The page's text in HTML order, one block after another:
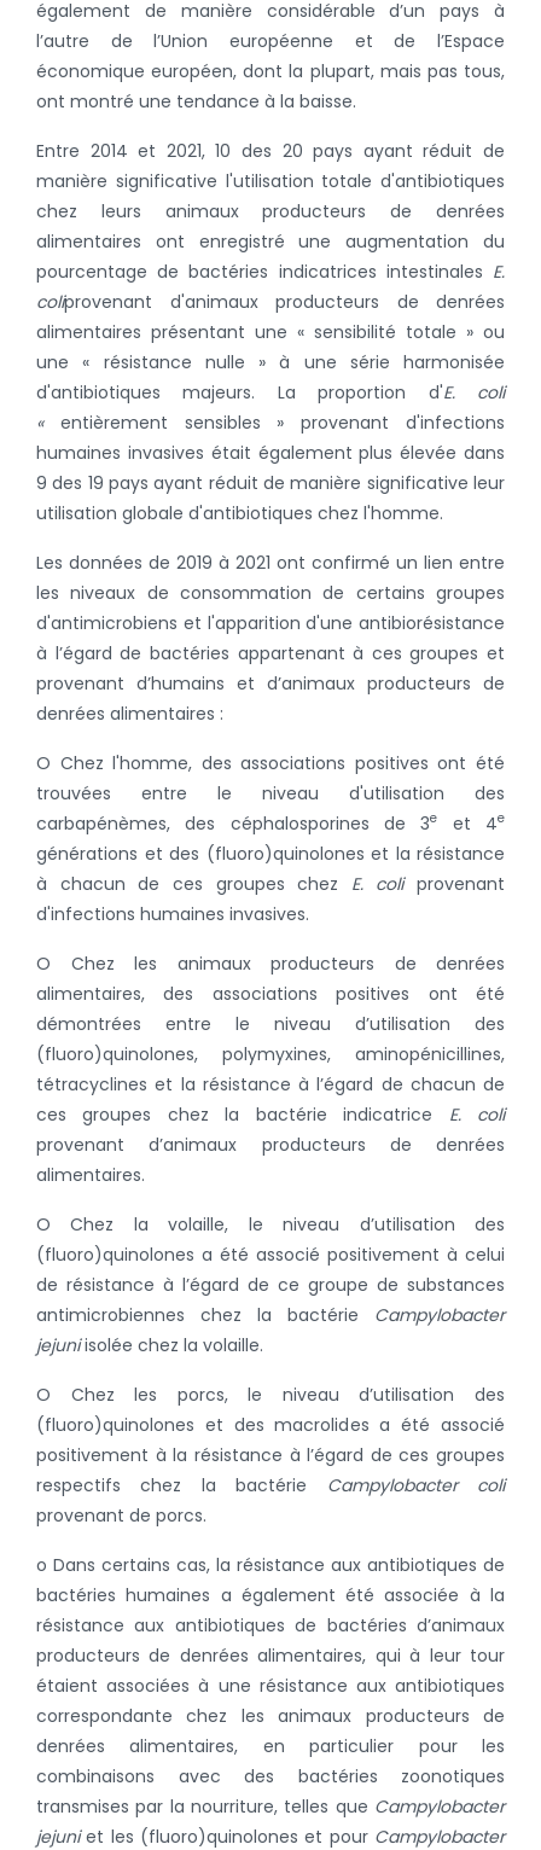
également de manière considérable d’un pays à
l’autre de l’Union européenne et de l’Espace
économique européen, dont la plupart, mais pas tous,
ont montré une tendance à la baisse.
Entre 2014 et 2021, 10 des 20 pays ayant réduit de
manière significative l'utilisation totale d'antibiotiques
chez leurs animaux producteurs de denrées
alimentaires ont enregistré une augmentation du
pourcentage de bactéries indicatrices intestinales E.
coliprovenant d'animaux producteurs de denrées
alimentaires présentant une « sensibilité totale » ou
une « résistance nulle » à une série harmonisée
d'antibiotiques majeurs. La proportion d'E. coli
« entièrement sensibles » provenant d'infections
humaines invasives était également plus élevée dans
9 des 19 pays ayant réduit de manière significative leur
utilisation globale d'antibiotiques chez l'homme.
Les données de 2019 à 2021 ont confirmé un lien entre
les niveaux de consommation de certains groupes
d'antimicrobiens et l'apparition d'une antibiorésistance
à l’égard de bactéries appartenant à ces groupes et
provenant d’humains et d’animaux producteurs de
denrées alimentaires :
O Chez l'homme, des associations positives ont été
trouvées entre le niveau d'utilisation des
carbapénèmes, des céphalosporines de 3e et 4e
générations et des (fluoro)quinolones et la résistance
à chacun de ces groupes chez E. coliprovenant
d'infections humaines invasives.
O Chez les animaux producteurs de denrées
alimentaires, des associations positives ont été
démontrées entre le niveau d’utilisation des
(fluoro)quinolones, polymyxines, aminopénicillines,
tétracyclines et la résistance à l’égard de chacun de
ces groupes chez la bactérie indicatrice E. coli
provenant d’animaux producteurs de denrées
alimentaires.
O Chez la volaille, le niveau d’utilisation des
(fluoro)quinolones a été associé positivement à celui
de résistance à l’égard de ce groupe de substances
antimicrobiennes chez la bactérie Campylobacter
jejuniisolée chez la volaille.
O Chez les porcs, le niveau d’utilisation des
(fluoro)quinolones et des macrolides a été associé
positivement à la résistance à l’égard de ces groupes
respectifs chez la bactérie Campylobacter coli
provenant de porcs.
o Dans certains cas, la résistance aux antibiotiques de
bactéries humaines a également été associée à la
résistance aux antibiotiques de bactéries d’animaux
producteurs de denrées alimentaires, qui à leur tour
étaient associées à une résistance aux antibiotiques
correspondante chez les animaux producteurs de
denrées alimentaires, en particulier pour les
combinaisons avec des bactéries zoonotiques
transmises par la nourriture, telles que Campylobacter
jejuniet les (fluoro)quinolones et pour Campylobacter